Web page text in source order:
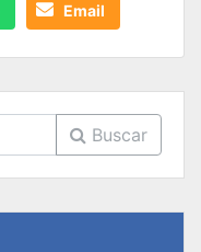
Email
Buscar